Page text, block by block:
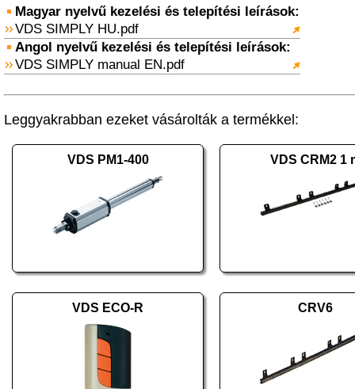
Magyar nyelvű kezelési és telepítési leírások:
VDS SIMPLY HU.pdf
Angol nyelvű kezelési és telepítési leírások:
VDS SIMPLY manual EN.pdf
Leggyakrabban ezeket vásárolták a termékkel:
VDS PM1-400 VDS CRM2 1
VDS ECO-R CRV6